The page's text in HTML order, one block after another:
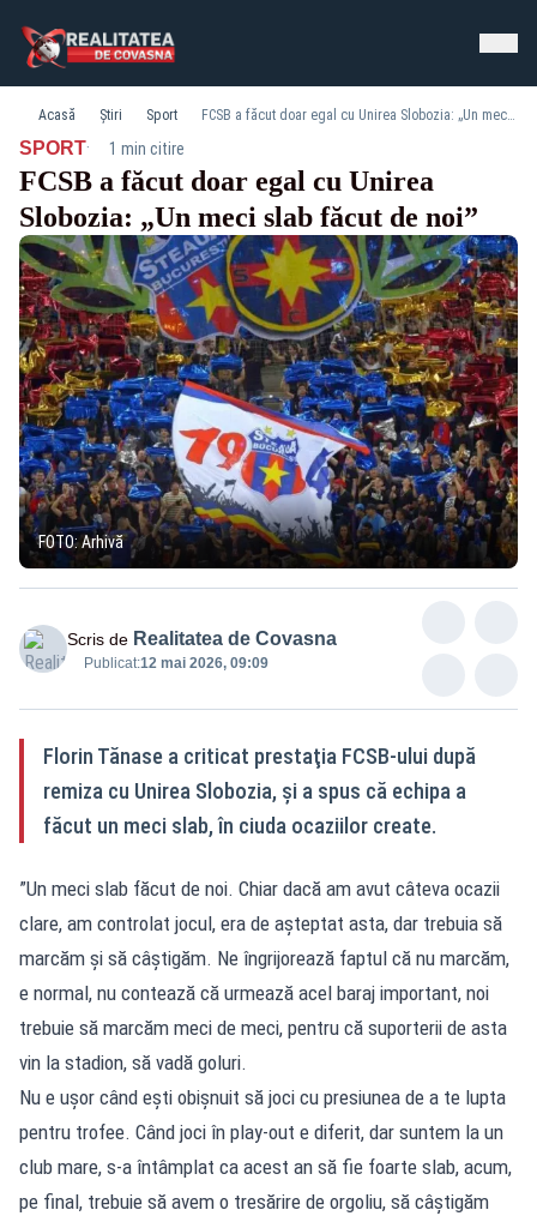
Acasă Știri Sport FCSB a făcut doar egal cu Unirea Slobozia: „Un meci slab făcut de noi”
SPORT· 1 min citire
FCSB a făcut doar egal cu Unirea
Slobozia: „Un meci slab făcut de noi”
FOTO: Arhivă
Scris de Realitatea de Covasna
Publicat:12 mai 2026, 09:09
Florin Tănase a criticat prestaţia FCSB-ului după
remiza cu Unirea Slobozia, şi a spus că echipa a
făcut un meci slab, în ciuda ocaziilor create.
”Un meci slab făcut de noi. Chiar dacă am avut câteva ocazii
clare, am controlat jocul, era de aşteptat asta, dar trebuia să
marcăm şi să câştigăm. Ne îngrijorează faptul că nu marcăm,
e normal, nu contează că urmează acel baraj important, noi
trebuie să marcăm meci de meci, pentru că suporterii de asta
vin la stadion, să vadă goluri.
Nu e uşor când eşti obişnuit să joci cu presiunea de a te lupta
pentru trofee. Când joci în play-out e diferit, dar suntem la un
club mare, s-a întâmplat ca acest an să fie foarte slab, acum,
pe final, trebuie să avem o tresărire de orgoliu, să câştigăm